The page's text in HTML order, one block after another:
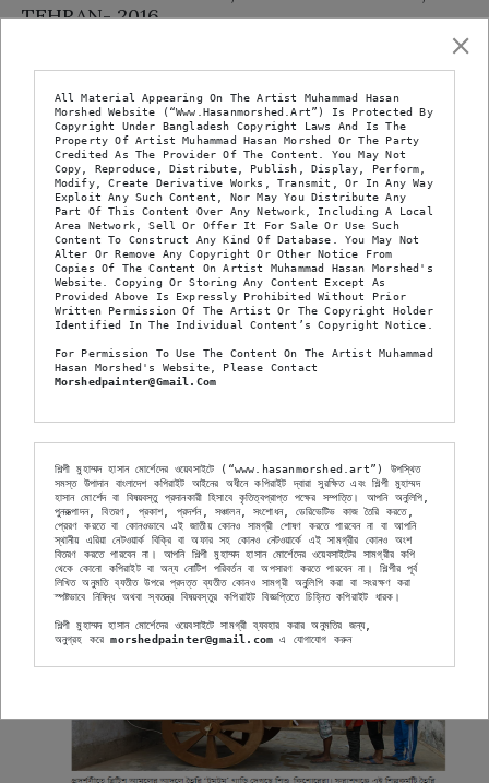
TEHRAN- 2016
21 NATIONAL ART EXHIBITION, BANGLADESH
SHILPOKALA- 2015
All Material Appearing On The Artist Muhammad Hasan
Morshed Website (“www.hasanmorshed.art”) Is Protected By
Copyright Under Bangladesh Copyright Laws And Is The
Property Of Artist Muhammad Hasan Morshed Or The Party
Credited As The Provider Of The Content. You May Not
Copy, Reproduce, Distribute, Publish, Display, Perform,
Modify, Create Derivative Works, Transmit, Or In Any Way
Exploit Any Such Content, Nor May You Distribute Any
Part Of This Content Over Any Network, Including A Local
Area Network, Sell Or Offer It For Sale Or Use Such
Content To Construct Any Kind Of Database. You May Not
Alter Or Remove Any Copyright Or Other Notice From
Copies Of The Content On Artist Muhammad Hasan Morshed's
Website. Copying Or Storing Any Content Except As
Provided Above Is Expressly Prohibited Without Prior
Written Permission Of The Artist Or The Copyright Holder
Identified In The Individual Content’s Copyright Notice.
For Permission To Use The Content On The Artist Muhammad
Morshedpainter@gmail.com
শিল্পী মুহাম্মদ হাসান মোর্শেদের ওয়েবসাইটে (“www.hasanmorshed.art”) উপস্থিত
সমস্ত উপাদান বাংলাদেশ কপিরাইট আইনের অধীনে কপিরাইট দ্বারা সুরক্ষিত এবং শিল্পী মুহাম্মদ
হাসান মোর্শেদ বা বিষয়বস্তু প্রদানকারী হিসাবে কৃতিত্বপ্রাপ্ত পক্ষের সম্পত্তি। আপনি অনুলিপি,
পুনরুত্পাদন, বিতরণ, প্রকাশ, প্রদর্শন, সঞ্চালন, সংশোধন, ডেরিভেটিভ কাজ তৈরি করতে,
প্রেরণ করতে বা কোনওভাবে এই জাতীয় কোনও সামগ্রী শোষণ করতে পারবেন না বা আপনি
স্থানীয় এরিয়া নেটওয়ার্ক বিক্রি বা অফার সহ কোনও নেটওয়ার্কে এই সামগ্রীর কোনও অংশ
বিতরণ করতে পারবেন না। আপনি শিল্পী মুহাম্মদ হাসান মোর্শেদের ওয়েবসাইটের সামগ্রীর কপি
থেকে কোনো কপিরাইট বা অন্য নোটিশ পরিবর্তন বা অপসারণ করতে পারবেন না। শিল্পীর পূর্ব
লিখিত অনুমতি ব্যতীত উপরে প্রদত্ত ব্যতীত কোনও সামগ্রী অনুলিপি করা বা সংরক্ষণ করা
স্পষ্টভাবে নিষিদ্ধ অথবা স্বতন্ত্র বিষয়বস্তুর কপিরাইট বিজ্ঞপ্তিতে চিহ্নিত কপিরাইট ধারক।
শিল্পী মুহাম্মদ হাসান মোর্শেদের ওয়েবসাইটে সামগ্রী ব্যবহার করার অনুমতির জন্য,
অনুগ্রহ করে morshedpainter@gmail.com এ যোগাযোগ করুন